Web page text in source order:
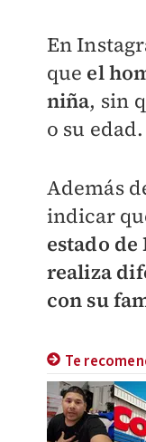
En
que el
niña, sin
o su edad.
Además
indicar
estado
realiza
con su
Te